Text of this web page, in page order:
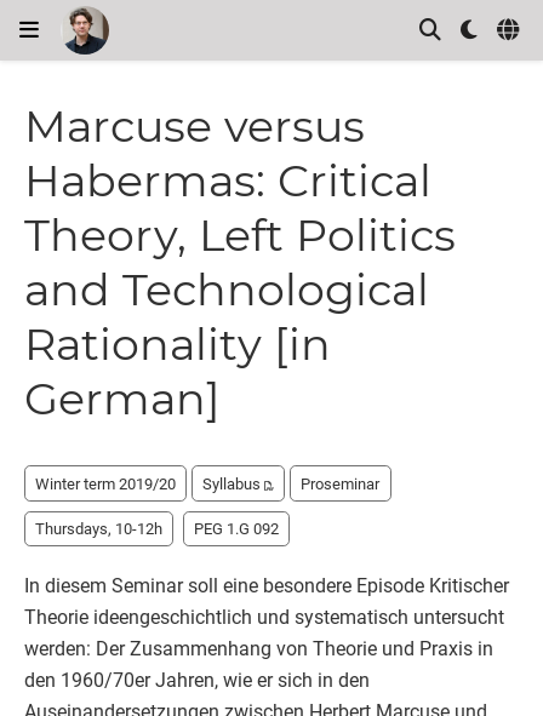
Marcuse versus
Habermas: Critical
Theory, Left Politics
and Technological
Rationality [in
German]
Winter term 2019/20 Syllabus Proseminar
Thursdays, 10-12h PEG 1.G 092
In diesem Seminar soll eine besondere Episode Kritischer
Theorie ideengeschichtlich und systematisch untersucht
werden: Der Zusammenhang von Theorie und Praxis in
den 1960/70er Jahren, wie er sich in den